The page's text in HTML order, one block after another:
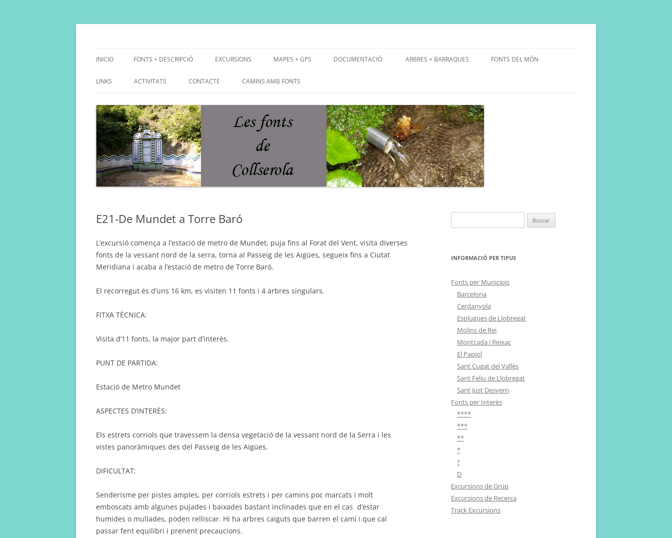
Saltar
INICIO FONTS + DESCRIPCIÓ EXCURSIONS
DE GRUP
MAPES + GPS
MAPES EXCURSIONS
MAPA DE TOTES LES FONTS
DOCUMENTACIÓ: ARBRES + BARRAQUES FONTS DEL MÓN
LINKS ACTIVITATS CONTACTE CAMINS AMB FONTS
E21-De Mundet a Torre Baró
L’excursió comença a l’estació de metro de Mundet, puja fins al Forat del Vent, visita diverses
fonts de la vessant nord de la serra, torna al Passeig de les Aigües, segueix fins a Ciutat
Meridiana i acaba a l’estació de metro de Torre Baró.
El recorregut és d’uns 16 km, es visiten 11 fonts i 4 arbres singulars.
FITXA TÈCNICA:
Visita d’11 fonts, la major part d’interès.
PUNT DE PARTIDA:
Estació de Metro Mundet
ASPECTES D’INTERÈS:
Els estrets corriols que travessem la densa vegetació de la vessant nord de la Serra i les
vistes panoràmiques des del Passeig de les Aigües.
DIFICULTAT:
Senderisme per pistes amples, per corriols estrets i per camins poc marcats i molt
emboscats amb algunes pujades i baixades bastant inclinades que en el cas d’estar
humides o mullades, poden relliscar. Hi ha arbres caiguts que barren el camí i que cal
passar fent equilibri i prenent precaucions.
INFORMACIÓ PER TIPUS
Fonts per Municipis
Barcelona
Cerdanyola
Esplugues de Llobregat
Molins de Rei
Montcada i Reixac
El Papiol
Sant Cugat del Vallès
Sant Feliu de Llobregat
Sant Just Desvern
Fonts per Interès
****
***
**
*
?
D
Excursions de Grup
Excursions de Recerca
Track Excursions